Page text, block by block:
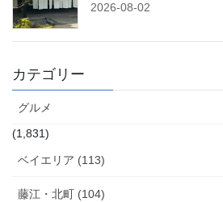
2026-08-02
カテゴリー
グルメ
(1,831)
ベイエリア (113)
藤江・北町 (104)